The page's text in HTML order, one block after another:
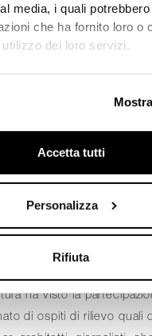
media, i quali
che ha fornito loro o
dei loro servizi.
Accetta tutti
Personalizza
Rifiuta
ha visto la
di ospiti di rilievo quali